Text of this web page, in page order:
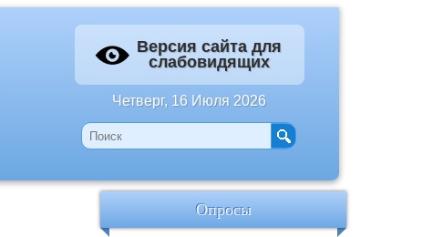
Версия сайта для
слабовидящих
Четверг, 16 Июля 2026
Опросы